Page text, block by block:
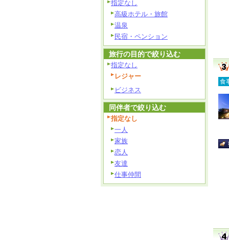
食
指定なし
高級ホテル・旅館
温泉
民宿・ペンション
旅行の目的で絞り込む
指定なし
レジャー
ビジネス
同伴者で絞り込む
指定なし
一人
家族
恋人
友達
仕事仲間